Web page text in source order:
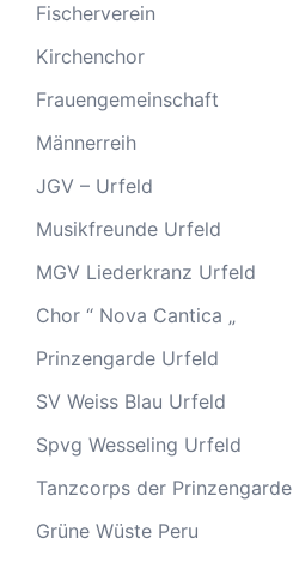
Fischerverein
Kirchenchor
Frauengemeinschaft
Männerreih
JGV – Urfeld
Musikfreunde Urfeld
MGV Liederkranz Urfeld
Chor “ Nova Cantica „
Prinzengarde Urfeld
SV Weiss Blau Urfeld
Spvg Wesseling Urfeld
Tanzcorps der Prinzengarde
Grüne Wüste Peru